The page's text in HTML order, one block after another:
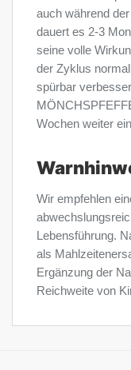
auch während
dauert es 2-3
seine volle
der Zyklus
spürbar
Wochen weiter
Wir empfehlen
Lebensführung.
als
Ergänzung der
Reichweite von